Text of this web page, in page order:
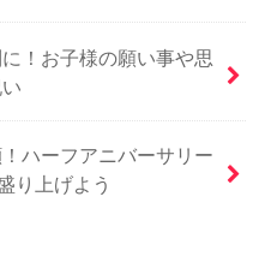
！お子様の願い事や思
ハーフアニバーサリー
り上げよう